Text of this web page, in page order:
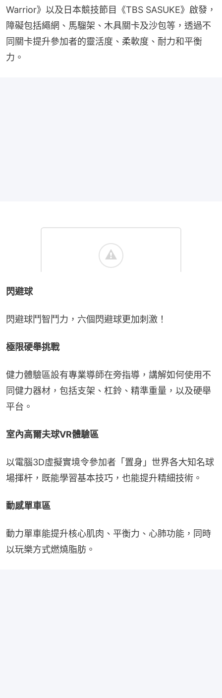
Warrior》以及日本競技節目《TBS SASUKE》啟發，
障礙包括繩網、馬騮架、木具關卡及沙包等，透過不
同關卡提升參加者的靈活度、柔軟度、耐力和平衡
力。
閃避球
閃避球鬥智鬥力，六個閃避球更加刺激！
極限硬舉挑戰
健力體驗區設有專業導師在旁指導，講解如何使用不
同健力器材，包括支架、杠鈴、精準重量，以及硬舉
平台。
室內高爾夫球VR體驗區
以電腦3D虛擬實境令參加者「置身」世界各大知名球
場揮杆，既能學習基本技巧，也能提升精細技術。
動感單車區
動力單車能提升核心肌肉、平衡力、心肺功能，同時
以玩樂方式燃燒脂肪。